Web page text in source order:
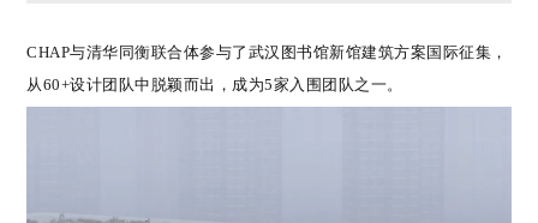
CHAP与清华同衡联合体参与了武汉图书馆新馆建筑方案国际征集，
从60+设计团队中脱颖而出，成为5家入围团队之一。